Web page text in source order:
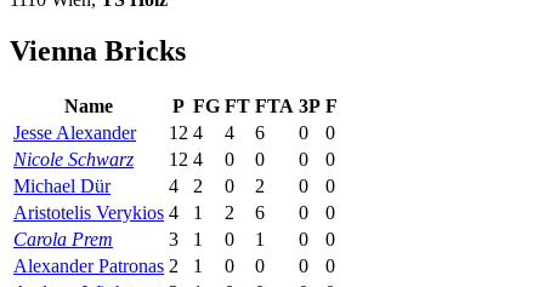
Vienna Bricks
Name P FG FT FTA 3P F
Jesse Alexander
12 4 4 6 0
0
Nicole Schwarz
12 4 0 0 0
0
Michael Dür
4 2 0 2 0
0
Aristotelis Verykios 4 1 2 6 0
0
Carola Prem
3 1 0 1 0
0
Alexander Patronas 2 1 0 0 0
0